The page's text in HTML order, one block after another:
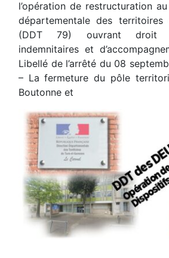
l’opération de restructuration
départementale des territoires
(DDT 79) ouvrant droit
indemnitaires et
Libellé de l’arrêté du 08
– La fermeture du pôle
Boutonne et